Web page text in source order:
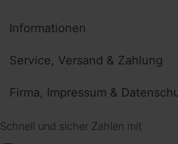
Informationen
Service, Versand & Zahlung
Firma, Impressum &
Schnell und sicher Zahlen mit